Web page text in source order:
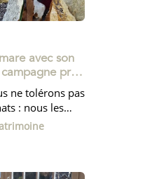
avec son
près
ne tolérons pas
: nous les
parce que nous